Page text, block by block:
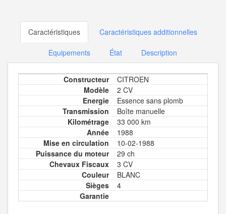
Caractéristiques Caractéristiques additionnelles
Equipements État Description
Constructeur
CITROEN
Modèle
2 CV
Energie
Essence sans plomb
Transmission
Boîte manuelle
Kilométrage
33 000 km
Année
1988
Mise en circulation
10-02-1988
Puissance du moteur
29 ch
Chevaux Fiscaux
3 CV
Couleur
BLANC
Sièges
4
Garantie